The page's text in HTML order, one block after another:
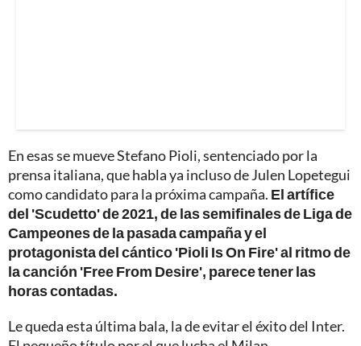
En esas se mueve Stefano Pioli, sentenciado por la
prensa italiana, que habla ya incluso de Julen Lopetegui
como candidato para la próxima campaña. El artífice
del 'Scudetto' de 2021, de las semifinales de Liga de
Campeones de la pasada campaña y el
protagonista del cántico 'Pioli Is On Fire' al ritmo de
la canción 'Free From Desire', parece tener las
horas contadas.
Le queda esta última bala, la de evitar el éxito del Inter.